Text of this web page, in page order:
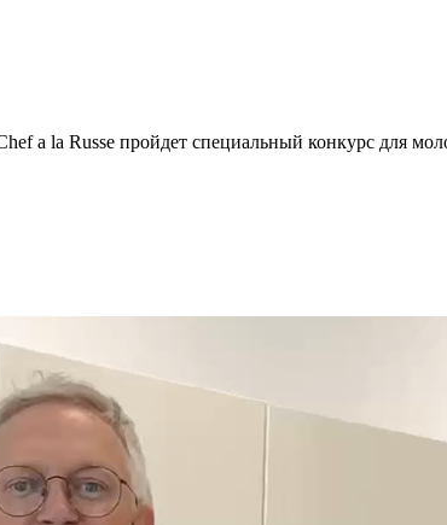
a la Russe пройдет специальный конкурс